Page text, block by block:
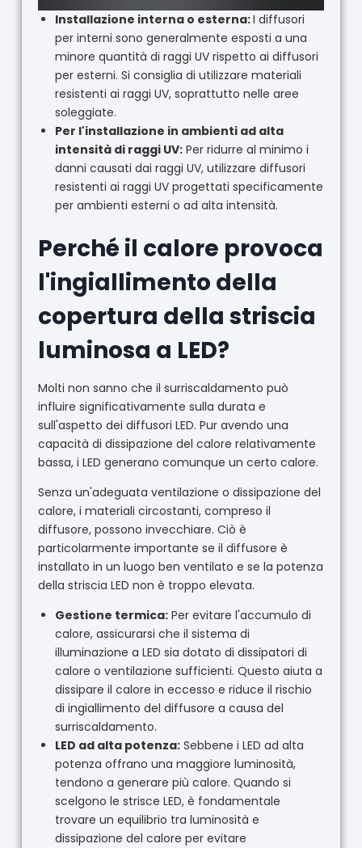
Installazione interna o esterna:I diffusori
per interni sono generalmente esposti a una
minore quantità di raggi UV rispetto ai diffusori
per esterni. Si consiglia di utilizzare materiali
resistenti ai raggi UV, soprattutto nelle aree
soleggiate.
Per l'installazione in ambienti ad alta
intensità di raggi UV:Per ridurre al minimo i
danni causati dai raggi UV, utilizzare diffusori
resistenti ai raggi UV progettati specificamente
per ambienti esterni o ad alta intensità.
Perché il calore provoca
l'ingiallimento della
copertura della striscia
luminosa a LED?
Molti non sanno che il surriscaldamento può
influire significativamente sulla durata e
sull'aspetto dei diffusori LED. Pur avendo una
capacità di dissipazione del calore relativamente
bassa, i LED generano comunque un certo calore.
Senza un'adeguata ventilazione o dissipazione del
calore, i materiali circostanti, compreso il
diffusore, possono invecchiare. Ciò è
particolarmente importante se il diffusore è
installato in un luogo ben ventilato e se la potenza
della striscia LED non è troppo elevata.
Gestione termica:Per evitare l'accumulo di
calore, assicurarsi che il sistema di
illuminazione a LED sia dotato di dissipatori di
calore o ventilazione sufficienti. Questo aiuta a
dissipare il calore in eccesso e riduce il rischio
di ingiallimento del diffusore a causa del
surriscaldamento.
LED ad alta potenza:Sebbene i LED ad alta
potenza offrano una maggiore luminosità,
tendono a generare più calore. Quando si
scelgono le strisce LED, è fondamentale
trovare un equilibrio tra luminosità e
dissipazione del calore per evitare